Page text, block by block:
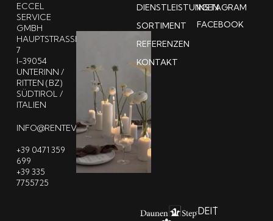
ECCEL
SERVICE
GMBH
HAUPTSTRASSE 7
I-39054
UNTERINN /
RITTEN (BZ)
SÜDTIROL /
ITALIEN
INFO@RENTEVENT.IT
+39 0471 359
699
+39 335
7755725
DIENSTLEISTUNGEN
SORTIMENT
REFERENZEN
KONTAKT
INSTAGRAM
FACEBOOK
DEIT